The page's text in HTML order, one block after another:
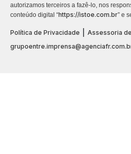
autorizamos terceiros a fazê-lo, nos
conteúdo digital “https://istoe.com.br” e
Política de Privacidade
Assessoria